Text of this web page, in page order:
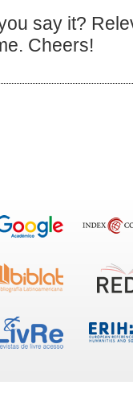
say it?
Cheers!